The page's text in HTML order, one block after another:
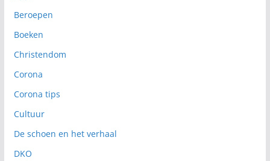
Beroepen
Boeken
Christendom
Corona
Corona tips
Cultuur
De schoen en het verhaal
DKO